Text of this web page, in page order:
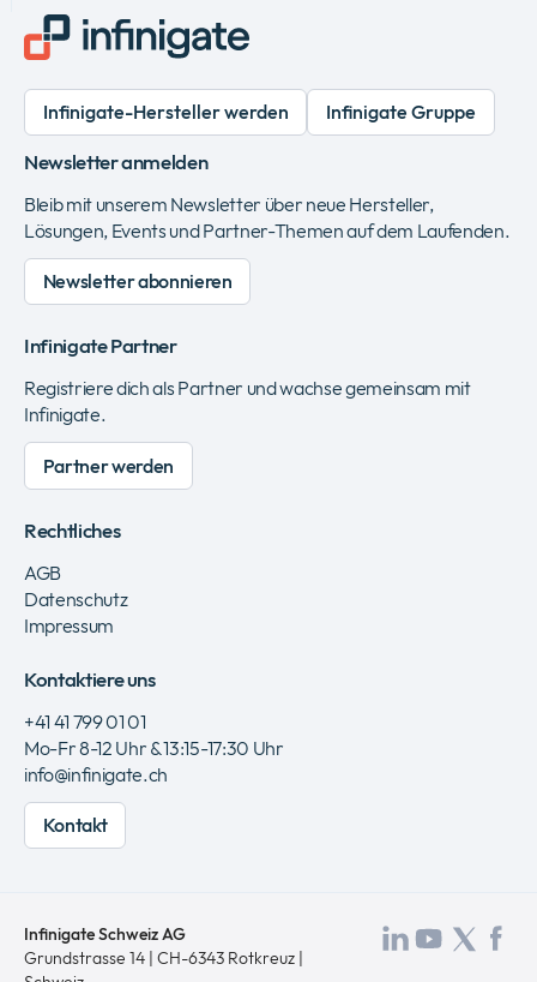
Infinigate-Hersteller werden Infinigate Gruppe
Newsletter anmelden
Bleib mit unserem Newsletter über neue Hersteller,
Lösungen, Events und Partner-Themen auf dem Laufenden.
Newsletter abonnieren
Infinigate Partner
Registriere dich als Partner und wachse gemeinsam mit
Infinigate.
Partner werden
Rechtliches
AGB
Datenschutz
Impressum
Kontaktiere uns
+41 41 799 01 01
Mo-Fr 8-12 Uhr & 13:15-17:30 Uhr
info@infinigate.ch
Kontakt
Infinigate Schweiz AG
Grundstrasse 14 | CH-6343 Rotkreuz |
Besuchen